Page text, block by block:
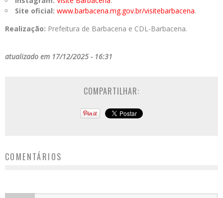
Site oficial: www.barbacena.mg.gov.br/visitebarbacena.
Realização: Prefeitura de Barbacena e CDL-Barbacena.
atualizado em 17/12/2025 - 16:31
COMPARTILHAR:
COMENTÁRIOS